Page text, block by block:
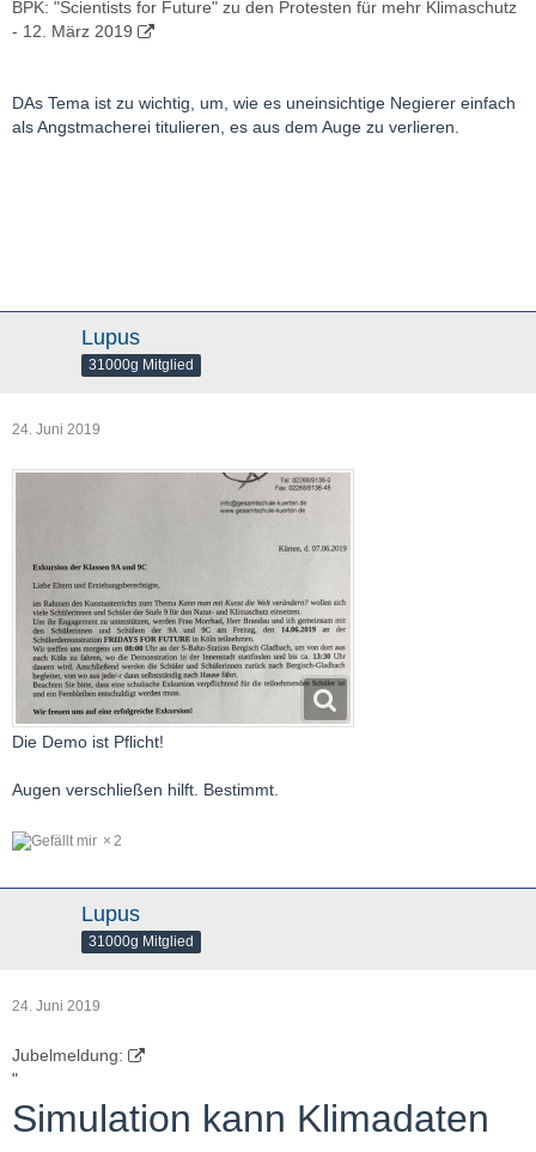
BPK: "Scientists for Future" zu den Protesten für mehr Klimaschutz
- 12. März 2019
DAs Tema ist zu wichtig, um, wie es uneinsichtige Negierer einfach
als Angstmacherei titulieren, es aus dem Auge zu verlieren.
Lupus
31000g Mitglied
24. Juni 2019
Die Demo ist Pflicht!
Augen verschließen hilft. Bestimmt.
2
Lupus
31000g Mitglied
24. Juni 2019
Jubelmeldung:
"
Simulation kann Klimadaten